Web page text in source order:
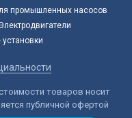
промышленных насосов
товаров носит
публичной офертой